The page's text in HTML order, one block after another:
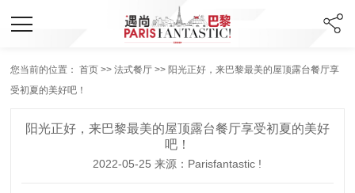
您当前的位置：首页 >>法式餐厅 >> 阳光正好，来巴黎最美的屋顶露台餐厅享
受初夏的美好吧！
阳光正好，来巴黎最美的屋顶露台餐厅享受初夏的美好
吧！
2022-05-25 来源：Parisfantastic !